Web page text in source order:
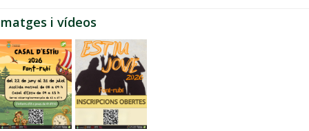
i vídeos